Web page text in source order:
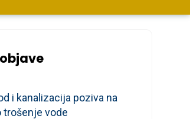
i kanalizacija poziva na
trošenje vode